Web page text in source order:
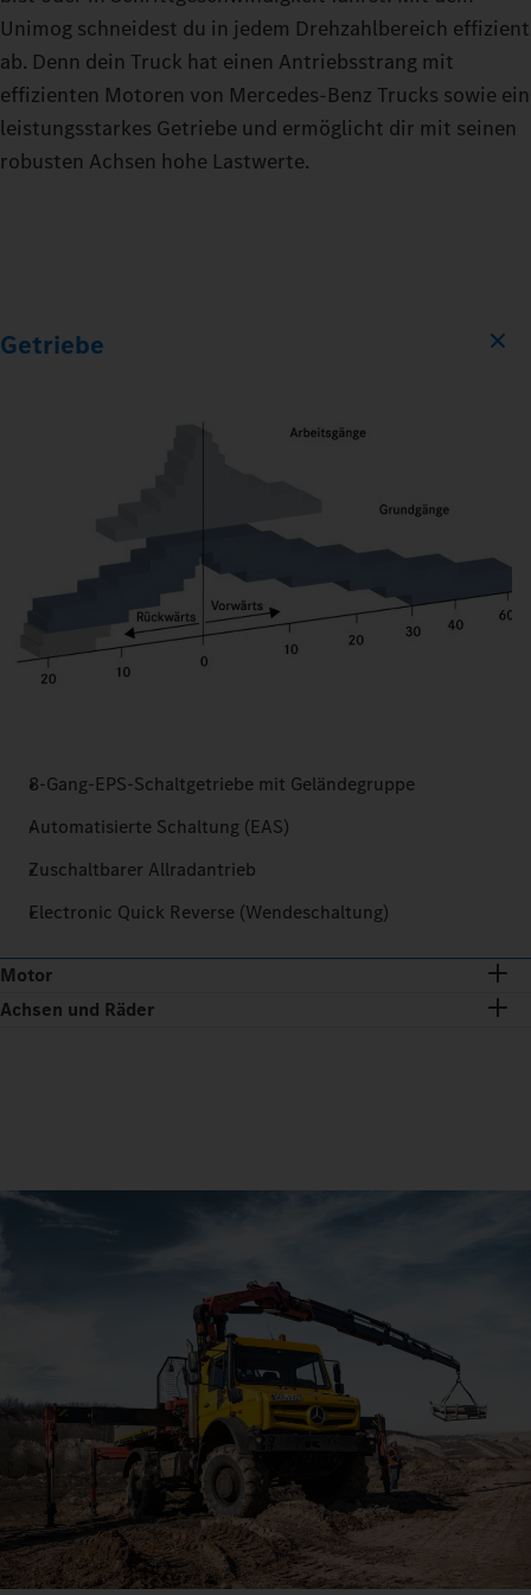
Unimog schneidest du in jedem Drehzahlbereich effizient
ab. Denn dein Truck hat einen Antriebsstrang mit
effizienten Motoren von Mercedes‑Benz Trucks sowie ein
leistungsstarkes Getriebe und ermöglicht dir mit seinen
robusten Achsen hohe Lastwerte.
Getriebe
8-Gang-EPS-Schaltgetriebe mit Geländegruppe
Automatisierte Schaltung (EAS)
Zuschaltbarer Allradantrieb
Electronic Quick Reverse (Wendeschaltung)
Motor
Achsen und Räder